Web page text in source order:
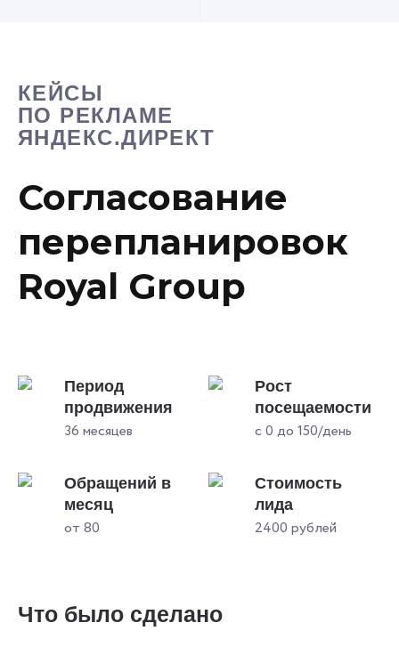
КЕЙСЫ
ПО РЕКЛАМЕ
ЯНДЕКС.ДИРЕКТ
Согласование
перепланировок
Royal Group
Период
продвижения
36 месяцев
Рост
посещаемости
с 0 до 150/день
Обращений в
месяц
от 80
Стоимость
лида
2400 рублей
Что было сделано